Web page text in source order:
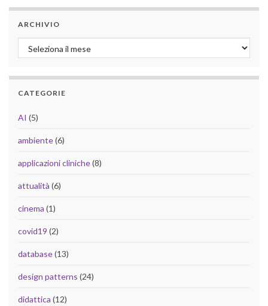
ARCHIVIO
Archivio
CATEGORIE
AI (5)
ambiente(6)
applicazioni cliniche(8)
attualità (6)
cinema (1)
covid19 (2)
database(13)
design patterns (24)
didattica (12)